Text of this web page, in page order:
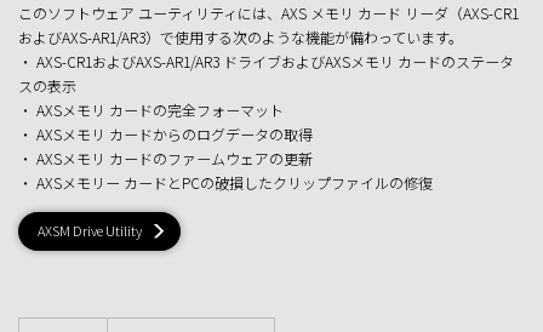
このソフトウェア ユーティリティには、AXS メモリ カード リーダ（AXS-CR1
およびAXS-AR1/AR3）で使用する次のような機能が備わっています。
・ AXS-CR1およびAXS-AR1/AR3 ドライブおよびAXSメモリ カードのステータ
スの表示
・ AXSメモリ カードの完全フォーマット
・ AXSメモリ カードからのログデータの取得
・ AXSメモリ カードのファームウェアの更新
・ AXSメモリー カードとPCの破損したクリップファイルの修復
AXSM Drive Utility